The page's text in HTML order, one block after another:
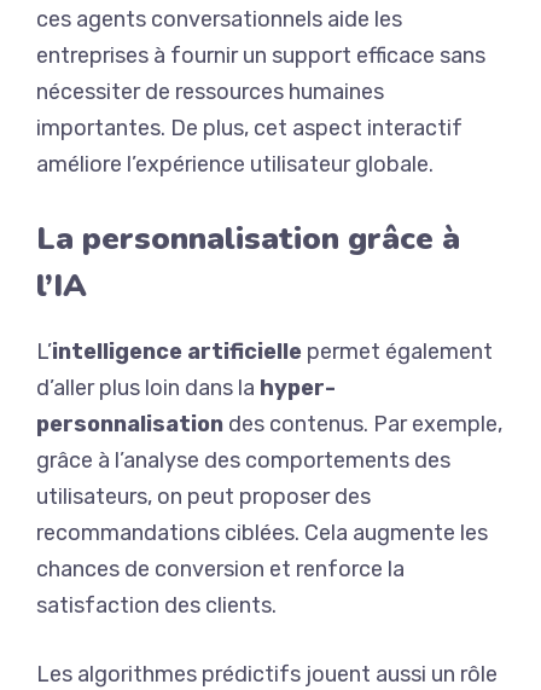
ces agents conversationnels aide les
entreprises à fournir un support efficace sans
nécessiter de ressources humaines
importantes. De plus, cet aspect interactif
améliore l’expérience utilisateur globale.
La personnalisation grâce à
l’IA
L’intelligence artificielle permet également
d’aller plus loin dans la hyper-
personnalisation des contenus. Par exemple,
grâce à l’analyse des comportements des
utilisateurs, on peut proposer des
recommandations ciblées. Cela augmente les
chances de conversion et renforce la
satisfaction des clients.
Les algorithmes prédictifs jouent aussi un rôle